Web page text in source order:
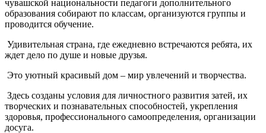
чувашской национальности педагоги дополнительного
образования собирают по классам, организуются группы и
проводится обучение.
Удивительная страна, где ежедневно встречаются ребята, их
ждет дело по душе и новые друзья.
Это уютный красивый дом – мир увлечений и творчества.
Здесь созданы условия для личностного развития затей, их
творческих и познавательных способностей, укрепления
здоровья, профессионального самоопределения, организации
досуга.